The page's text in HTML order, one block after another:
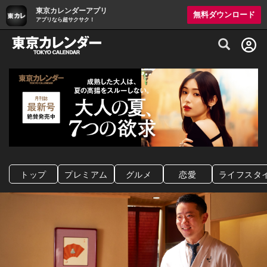
東京カレンダーアプリ
アプリなら超サクサク！
無料ダウンロード
グルメ情報・プレミアムレストラン予約
トップ プレミアム グルメ 恋愛 ライフスタ